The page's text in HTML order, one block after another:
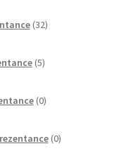
32izdelkov
5izdelkov
0izdelkov
0izdelkov